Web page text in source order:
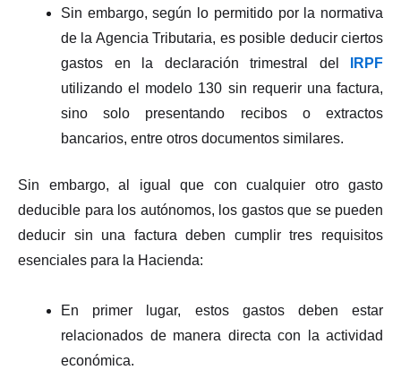
Sin embargo, según lo permitido por la normativa
de la Agencia Tributaria, es posible deducir ciertos
gastos en la declaración trimestral del
IRPF
utilizando el modelo 130 sin requerir una factura,
sino solo presentando recibos o extractos
bancarios, entre otros documentos similares.
Sin embargo, al igual que con cualquier otro gasto
deducible para los autónomos, los gastos que se pueden
deducir sin una factura deben cumplir tres requisitos
esenciales para la Hacienda:
En primer lugar, estos gastos deben estar
relacionados de manera directa con la actividad
económica.